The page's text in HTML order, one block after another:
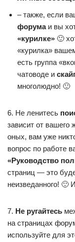
– также, если
форумаи вы
«курилке» 🙂
«курилка»
есть группа
чатоводе и
многолюдно! 🙂
6. Не ленитесь
зависит от вашего
оных, вам уже
вопрос по работе
«Руководство
страниц — это
неизведанного! 🙂
7. Не ругайтесь
на страницах
используйте для